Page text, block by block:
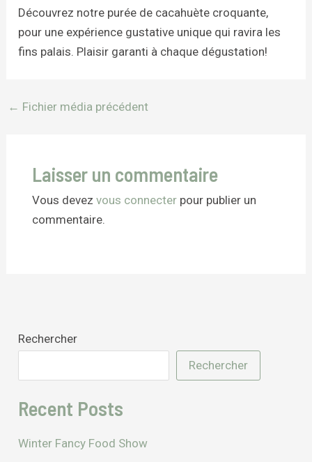
Découvrez notre purée de cacahuète croquante,
pour une expérience gustative unique qui ravira les
fins palais. Plaisir garanti à chaque dégustation!
← Fichier média précédent
Laisser un commentaire
Vous devez vous connecterpour publier un
commentaire.
Rechercher
Rechercher
Recent Posts
Winter Fancy Food Show